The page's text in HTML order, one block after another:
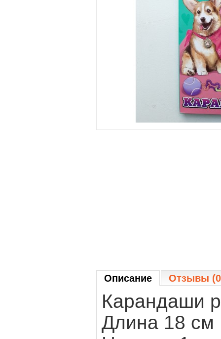
Описание Отзывы
Карандаши
Длина 18 см